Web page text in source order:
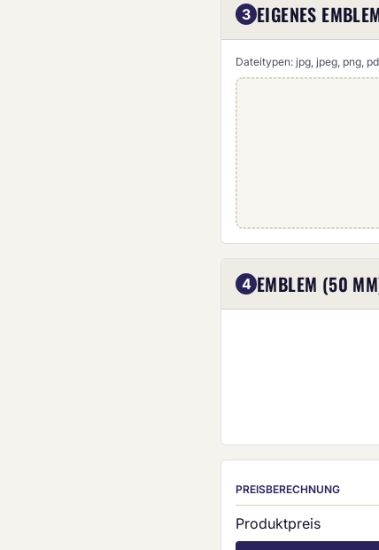
3 EIGENES
Dateitypen: jpg, jpeg, png,
4 EMBLEM (50
PREISBERECHNUNG
Produktpreis